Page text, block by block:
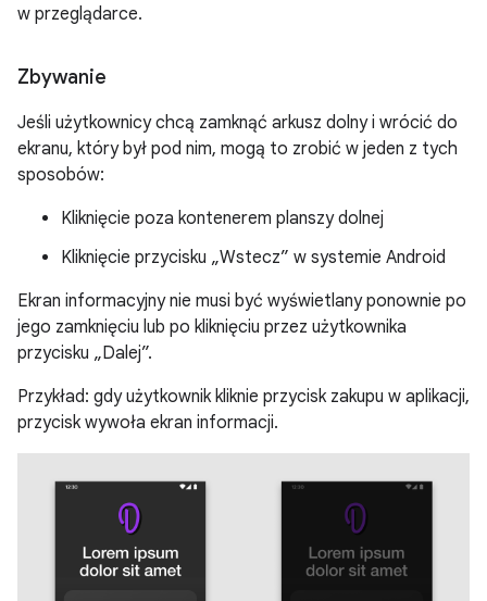
w przeglądarce.
Zbywanie
Jeśli użytkownicy chcą zamknąć arkusz dolny i wrócić do
ekranu, który był pod nim, mogą to zrobić w jeden z tych
sposobów:
Kliknięcie poza kontenerem planszy dolnej
Kliknięcie przycisku „Wstecz” w systemie Android
Ekran informacyjny nie musi być wyświetlany ponownie po
jego zamknięciu lub po kliknięciu przez użytkownika
przycisku „Dalej”.
Przykład: gdy użytkownik kliknie przycisk zakupu w aplikacji,
przycisk wywoła ekran informacji.